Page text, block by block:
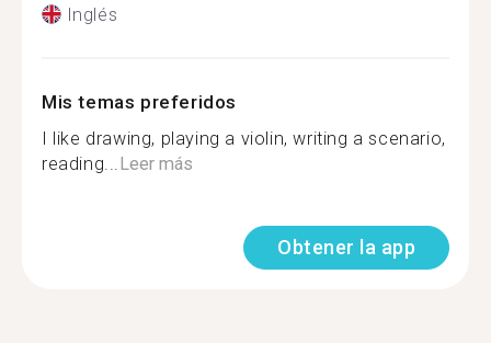
Inglés
Mis temas preferidos
I like drawing, playing a violin, writing a scenario,
reading... Leer más
Obtener la app